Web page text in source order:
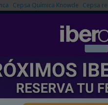
Cepsa Química Knowde Cepsa